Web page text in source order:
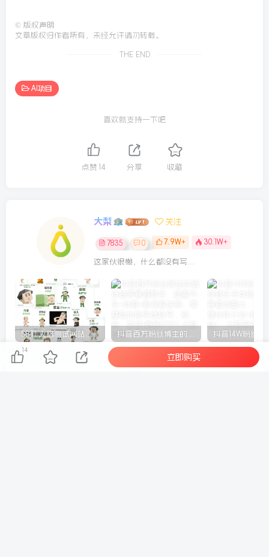
© 版权声明
文章版权归作者所有，未经允许请勿转载。
THE END
AI项目
喜欢就支持一下吧
点赞 14 分享 收藏
大梨 关注
7835 0 7.9W+ 30.1W+
这家伙很懒，什么都没有写...
SBTI 人格测试网站源码
14
立即购买